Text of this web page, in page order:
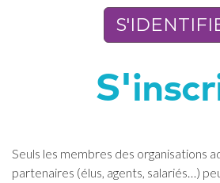
Seuls les membres des organisations
partenaires (élus, agents, salariés…)